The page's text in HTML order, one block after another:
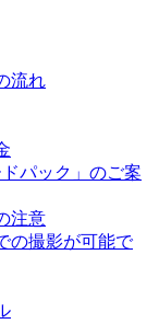
流れ
パック」のご案
注意
の撮影が可能で